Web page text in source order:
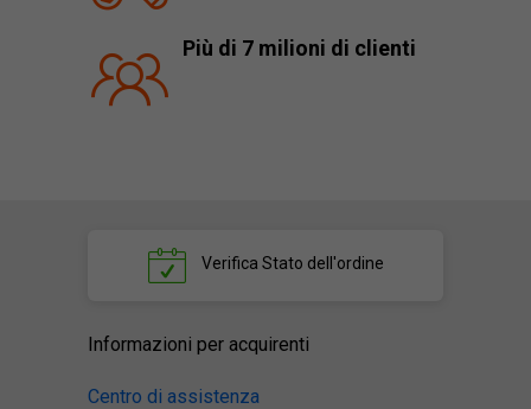
Più di 7 milioni di clienti
Verifica Stato dell'ordine
Informazioni per acquirenti
Centro di assistenza